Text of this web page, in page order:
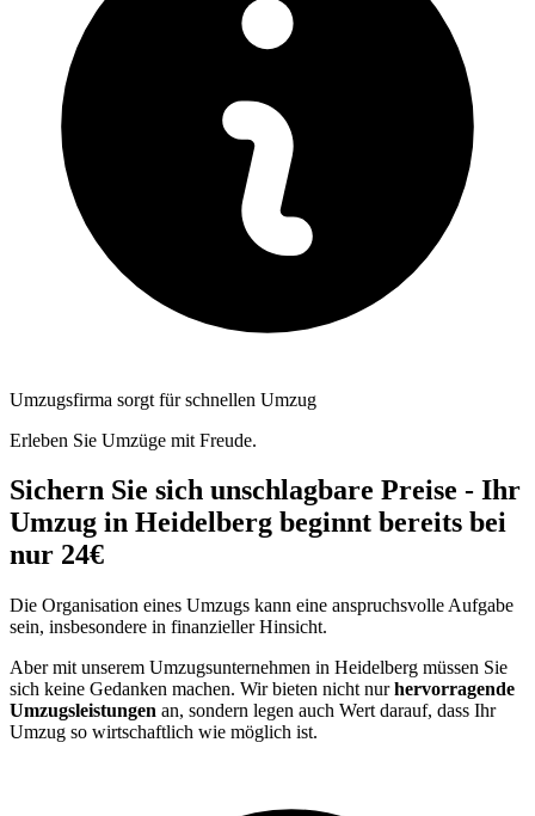
Umzugsfirma sorgt für schnellen Umzug
Erleben Sie Umzüge mit Freude.
Sichern Sie sich unschlagbare Preise - Ihr
Umzug in Heidelberg beginnt bereits bei
nur 24€
Die Organisation eines Umzugs kann eine anspruchsvolle Aufgabe
sein, insbesondere in finanzieller Hinsicht.
Aber mit unserem Umzugsunternehmen in Heidelberg müssen Sie
sich keine Gedanken machen. Wir bieten nicht nurhervorragende
Umzugsleistungen an, sondern legen auch Wert darauf, dass Ihr
Umzug so wirtschaftlich wie möglich ist.